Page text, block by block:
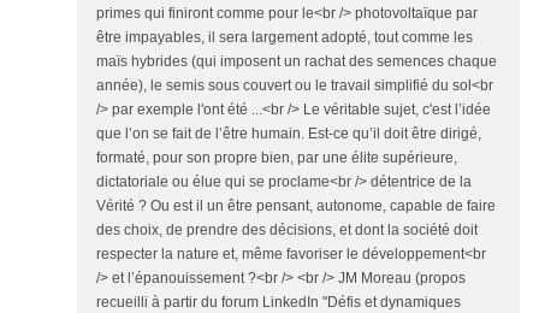
primes qui finiront comme pour le<br /> photovoltaïque par
être impayables, il sera largement adopté, tout comme les
maïs hybrides (qui imposent un rachat des semences chaque
année), le semis sous couvert ou le travail simplifié du sol<br
/> par exemple l'ont été ...<br /> Le véritable sujet, c'est l’idée
que l’on se fait de l’être humain. Est-ce qu’il doit être dirigé,
formaté, pour son propre bien, par une élite supérieure,
dictatoriale ou élue qui se proclame<br /> détentrice de la
Vérité ? Ou est il un être pensant, autonome, capable de faire
des choix, de prendre des décisions, et dont la société doit
respecter la nature et, même favoriser le développement<br
/> et l’épanouissement ?<br /> <br /> JM Moreau (propos
recueilli à partir du forum LinkedIn "Défis et dynamiques